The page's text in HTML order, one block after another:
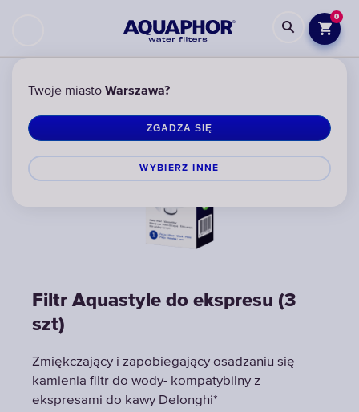
Twoje miasto Warszawa?
ZGADZA SIĘ
WYBIERZ INNЕ
0
Filtr Aquastyle do ekspresu (3
szt)
Zmiękczający i zapobiegający osadzaniu się
kamienia filtr do wody- kompatybilny z
ekspresami do kawy Delonghi*
Filtr Aquastyle do ekspresu (3
szt)
Zmiękczający i zapobiegający osadzaniu się
kamienia filtr do wody- kompatybilny z
ekspresami do kawy Delonghi*
Filtr Aquastyle do ekspresu (3
szt)
Zmiękczający i zapobiegający osadzaniu się
kamienia filtr do wody- kompatybilny z
ekspresami do kawy Delonghi*